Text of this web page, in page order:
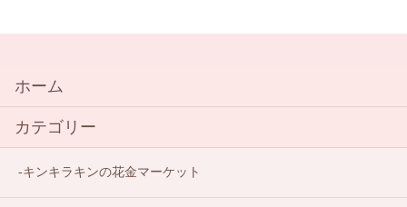
ホーム
カテゴリー
キンキラキンの花金マーケット